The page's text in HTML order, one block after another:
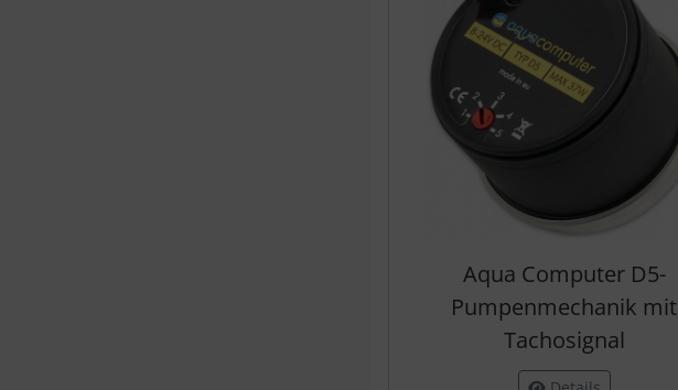
Aqua Computer D5-
Pumpenmechanik mit
Tachosignal